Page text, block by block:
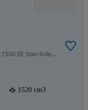
1520 cm3 • 100 KM • HONDA GOLDWING GL1500 SE Stan Kolekcjonerski 1996 Piękna Purple Haze
1520 cm3